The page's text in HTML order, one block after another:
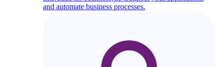
and automate business processes.